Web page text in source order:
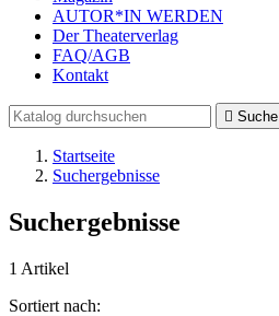
AUTOR*IN WERDEN
Der Theaterverlag
FAQ/AGB
Kontakt
 Suche
Startseite
Suchergebnisse
Suchergebnisse
1 Artikel
Sortiert nach: